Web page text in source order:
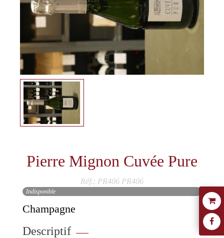
Pierre Mignon Cuvée Pure
Réf.: PR406 PR406
Indisponible
Champagne
Descriptif